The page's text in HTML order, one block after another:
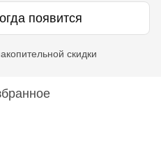
появится
скидки